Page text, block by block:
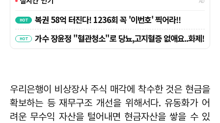
우리은행이 비상장사 주식 매각에 착수한 것은 현금을
확보하는 등 재무구조 개선을 위해서다. 유동화가 어
려운 무수익 자산을 털어내면 현금자산을 쌓을 수 있